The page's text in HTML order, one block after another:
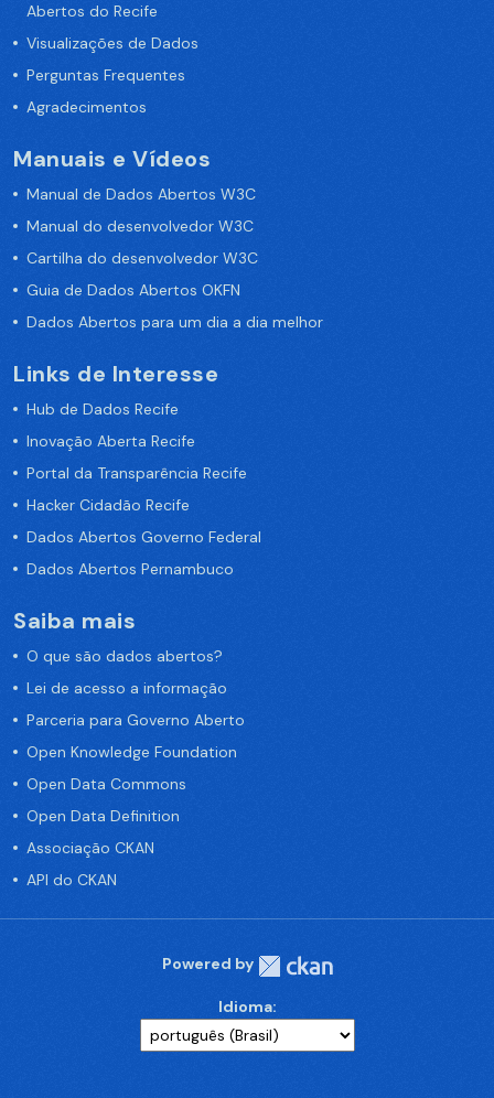
Abertos do Recife
Visualizações de Dados
Perguntas Frequentes
Agradecimentos
Manuais e Vídeos
Manual de Dados Abertos W3C
Manual do desenvolvedor W3C
Cartilha do desenvolvedor W3C
Guia de Dados Abertos OKFN
Dados Abertos para um dia a dia melhor
Links de Interesse
Hub de Dados Recife
Inovação Aberta Recife
Portal da Transparência Recife
Hacker Cidadão Recife
Dados Abertos Governo Federal
Dados Abertos Pernambuco
Saiba mais
O que são dados abertos?
Lei de acesso a informação
Parceria para Governo Aberto
Open Knowledge Foundation
Open Data Commons
Open Data Definition
Associação CKAN
API do CKAN
Powered by
Idioma